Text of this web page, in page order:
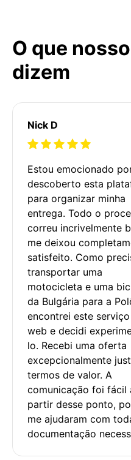
O que
dizem
Nick D
Estou emocionado
descoberto esta
para organizar minha
entrega. Todo o
correu incrivelmente
me deixou
satisfeito. Como
transportar uma
motocicleta e uma
da Bulgária para a
encontrei este serviço
web e decidi
lo. Recebi uma oferta
excepcionalmente
termos de valor. A
comunicação foi fácil
partir desse ponto,
me ajudaram com
documentação